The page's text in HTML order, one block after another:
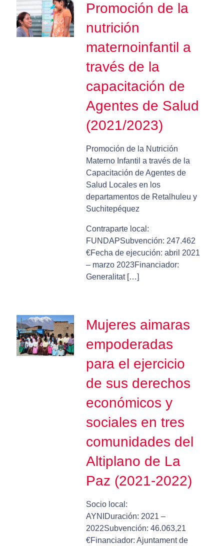
Promoción de la
nutrición
maternoinfantil a
través de la
capacitación de
Agentes de Salud
(2021/2023)
Promoción de la Nutrición
Materno Infantil a través de la
Capacitación de Agentes de
Salud Locales en los
departamentos de Retalhuleu y
Suchitepéquez
Contraparte local:
FUNDAPSubvención: 247.462
€Fecha de ejecución: abril 2021
– marzo 2023Financiador:
Generalitat […]
Mujeres aimaras
empoderadas
para el ejercicio
de sus derechos
económicos y
sociales en tres
comunidades del
Altiplano de La
Paz (2021-2022)
Socio local:
AYNIDuración: 2021 –
2022Subvención: 46.063,21
€Financiador: Ajuntament de